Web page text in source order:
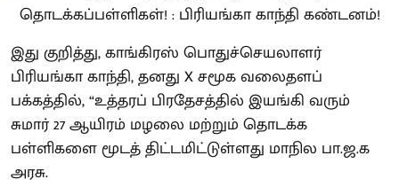
இது குறித்து, காங்கிரஸ் பொதுச்செயலாளர்
பிரியங்கா காந்தி, தனது X சமூக வலைதளப்
பக்கத்தில், “உத்தரப் பிரதேசத்தில் இயங்கி வரும்
சுமார் 27 ஆயிரம் மழலை மற்றும் தொடக்க
பள்ளிகளை மூடத் திட்டமிட்டுள்ளது மாநில பா.ஜ.க
அரசு.